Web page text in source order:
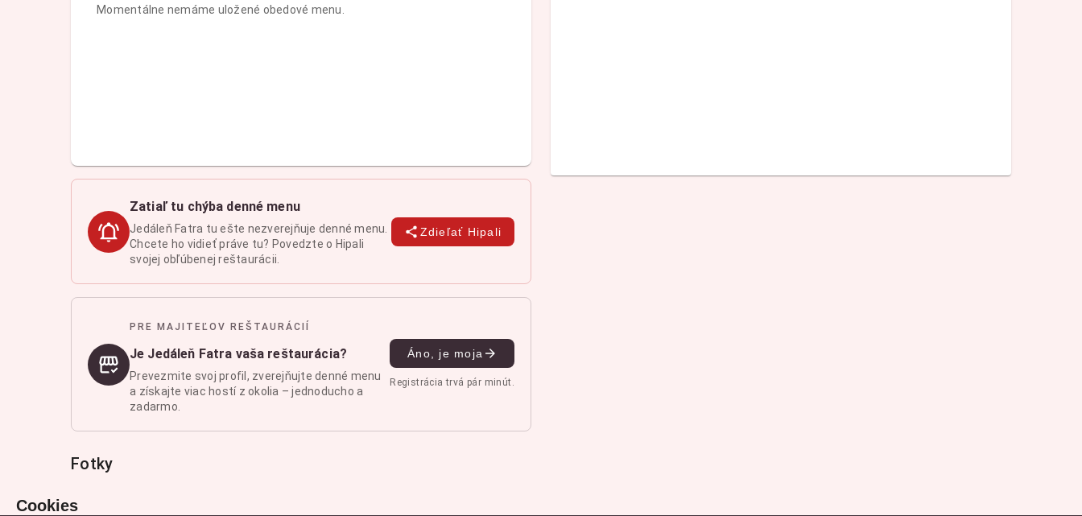
Momentálne nemáme uložené obedové menu.
Zatiaľ tu chýba denné menu
Jedáleň Fatra tu ešte nezverejňuje denné menu.
Chcete ho vidieť práve tu? Povedzte o Hipali
svojej obľúbenej reštaurácii.
Zdieľať Hipali
PRE MAJITEĽOV REŠTAURÁCIÍ
Je Jedáleň Fatra vaša reštaurácia?
Prevezmite svoj profil, zverejňujte denné menu
a získajte viac hostí z okolia – jednoducho a
zadarmo.
Áno, je moja
Registrácia trvá pár minút.
Fotky
Cookies